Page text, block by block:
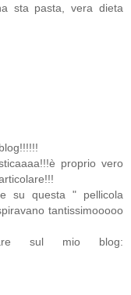
sta pasta, vera dieta
proprio vero
su questa " pellicola
tantissimooooo
sul mio blog: